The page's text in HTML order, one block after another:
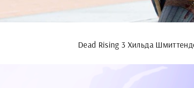
Dead Rising 3 Хильда